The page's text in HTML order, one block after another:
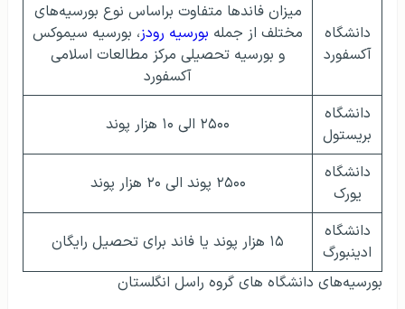
دانشگاه
آکسفورد
میزان فاندها متفاوت براساس نوع بورسیه‌های
مختلف از جمله بورسیه رودز، بورسیه سیموکس
و بورسیه تحصیلی مرکز مطالعات اسلامی
آکسفورد
دانشگاه
بریستول
۲۵۰۰ الی ۱۰ هزار پوند
دانشگاه
یورک
۲۵۰۰ پوند الی ۲۰ هزار پوند
دانشگاه
ادینبورگ
۱۵ هزار پوند یا فاند برای تحصیل رایگان
بورسیه‌های دانشگاه های گروه راسل انگلستان